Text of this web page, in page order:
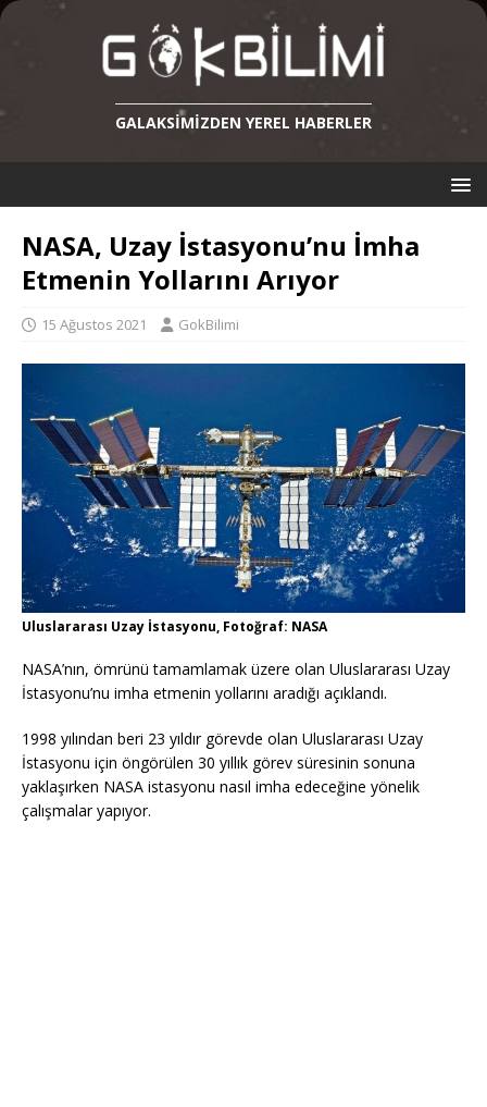
GALAKSIMIZDEN YEREL HABERLER
NASA, Uzay İstasyonu’nu İmha
Etmenin Yollarını Arıyor
15 Ağustos 2021 GokBilimi
Uluslararası Uzay İstasyonu, Fotoğraf: NASA
NASA’nın, ömrünü tamamlamak üzere olan Uluslararası Uzay
İstasyonu’nu imha etmenin yollarını aradığı açıklandı.
1998 yılından beri 23 yıldır görevde olan Uluslararası Uzay
İstasyonu için öngörülen 30 yıllık görev süresinin sonuna
yaklaşırken NASA istasyonu nasıl imha edeceğine yönelik
çalışmalar yapıyor.